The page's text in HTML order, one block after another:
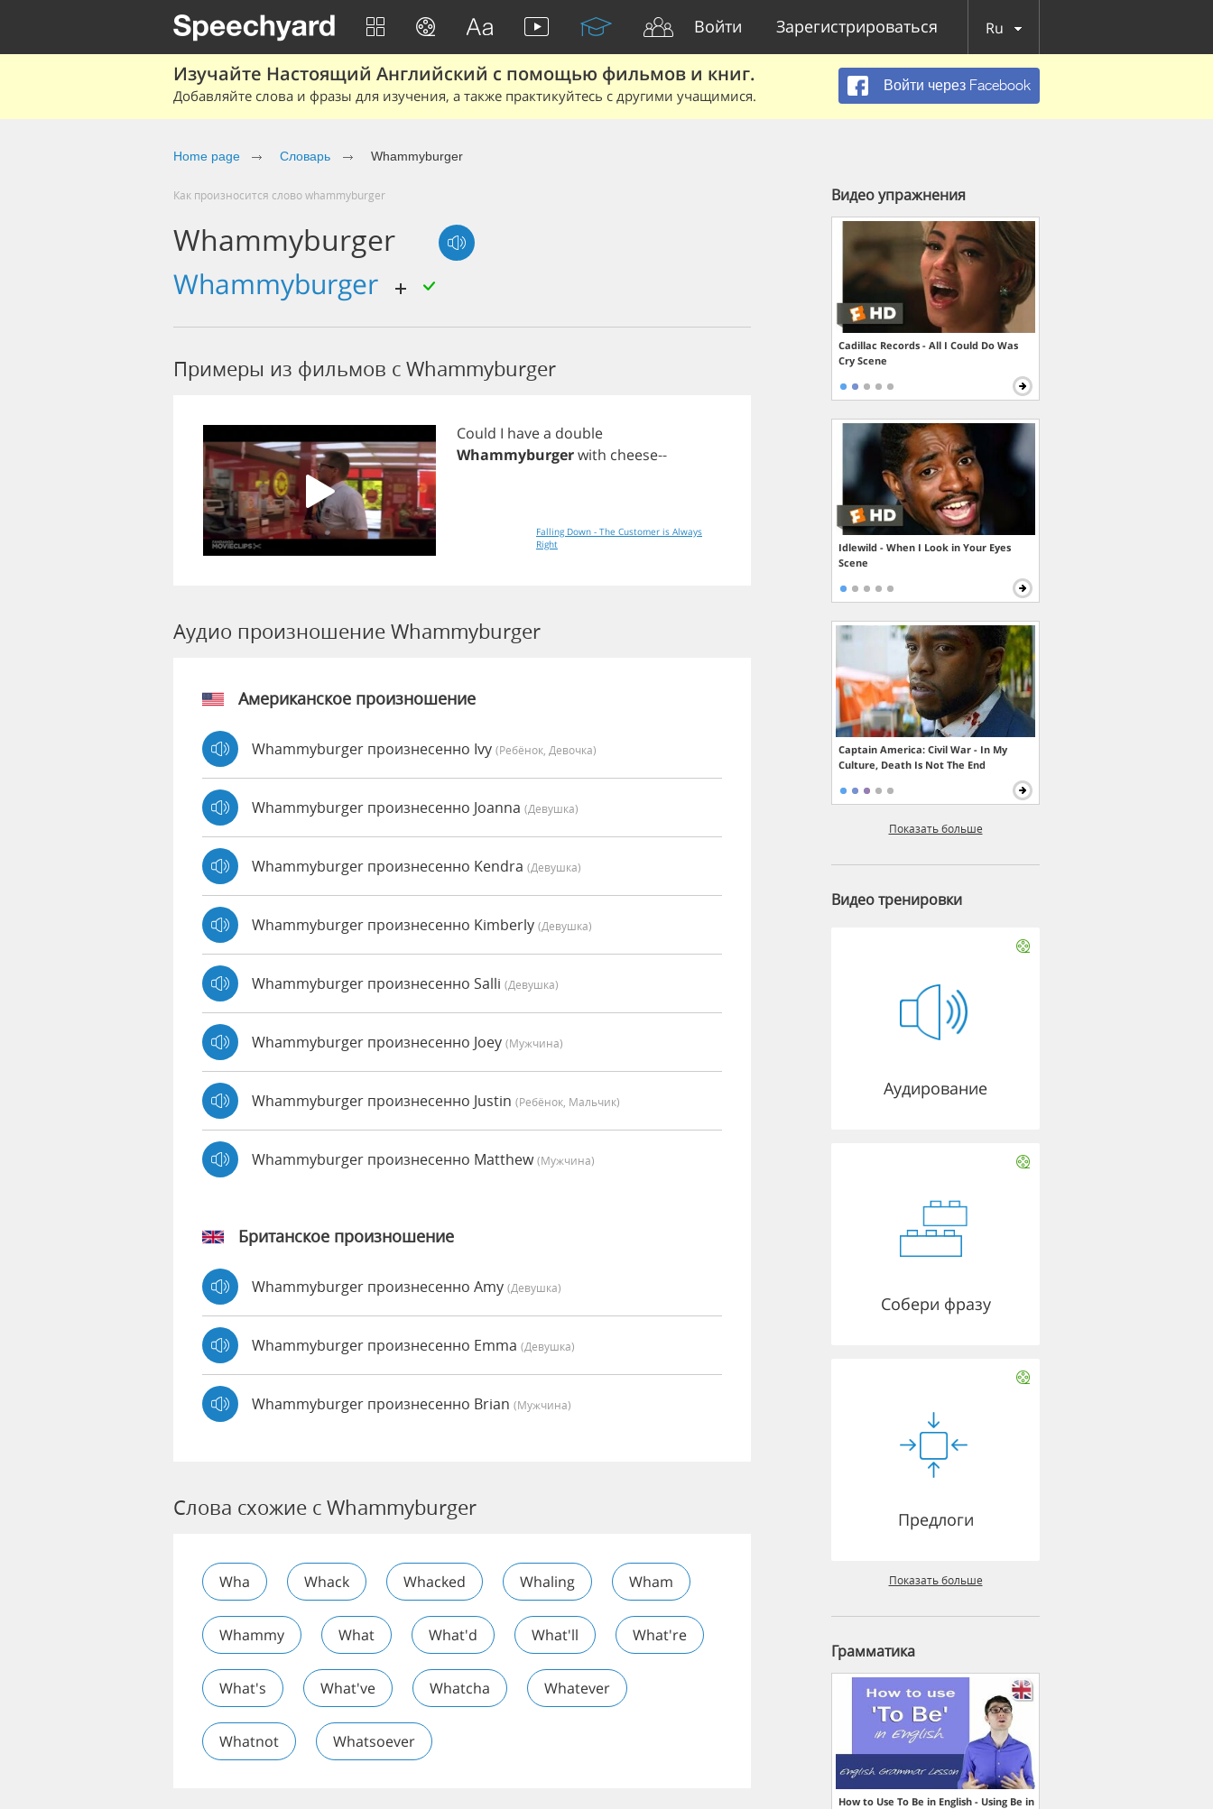
Войти Зарегистрироваться Ru
Изучайте Настоящий Английский с помощью фильмов и книг.
Добавляйте слова и фразы для изучения, а также практикуйтесь с другими учащимися.
Войти через Facebook
Home page Словарь Whammyburger
Как произносится слово whammyburger
Whammyburger
whammyburger
Примеры из фильмов c Whammyburger
Could I havea double
Whammyburgerwith cheese--
Falling Down - The Customer is Always
Right
Аудио произношение Whammyburger
Американское произношение
Whammyburger произнесенно Ivy (Ребёнок, Девочка)
Whammyburger произнесенно Joanna (девушка)
Whammyburger произнесенно Kendra (девушка)
Whammyburger произнесенно Kimberly (девушка)
Whammyburger произнесенно Salli (девушка)
Whammyburger произнесенно Joey (мужчина)
Whammyburger произнесенно Justin (Ребёнок, Мальчик)
Whammyburger произнесенно Matthew(мужчина)
Британское произношение
Whammyburger произнесенно Amy (девушка)
Whammyburger произнесенно Emma (девушка)
Whammyburger произнесенно Brian (мужчина)
Слова схожие с Whammyburger
Wha Whack Whacked Whaling Wham
Whammy What What'd What'll What're
What's What've Whatcha Whatever
Whatnot Whatsoever
Видео упражнения
Cadillac Records - All I Could Do Was
Cry Scene
Idlewild - When I Look in Your Eyes
Scene
Captain America: Civil War - In My
Culture, Death Is Not The End
Показать больше
Видео тренировки
Аудирование
Собери фразу
Предлоги
Показать больше
Грамматика
How to Use To Be in English - Using Be in